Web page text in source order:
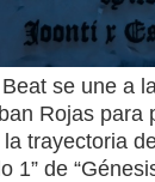
se une a
Rojas
trayectoria
1” de